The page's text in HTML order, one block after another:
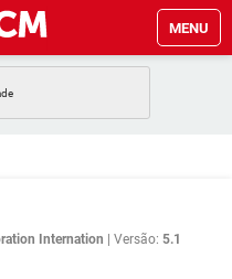
MENU
GMAIL
WHATSAPPInternation Versão: 5.1